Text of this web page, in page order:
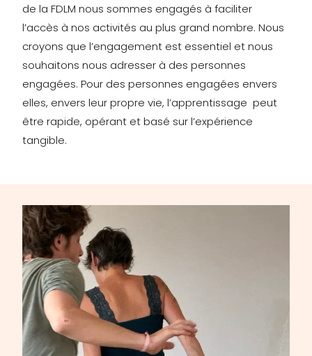
de la FDLM nous sommes engagés à faciliter
l’accès à nos activités au plus grand nombre. Nous
croyons que l’engagement est essentiel et nous
souhaitons nous adresser à des personnes
engagées. Pour des personnes engagées envers
elles, envers leur propre vie, l’apprentissage peut
être rapide, opérant et basé sur l’expérience
tangible.